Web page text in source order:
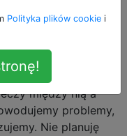
dzięki
aby być
a
między nią a
problemy,
Nie planuję
Polityka plików cookie i